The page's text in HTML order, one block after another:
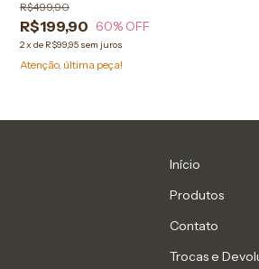
R$199,90
R$499,90
60% OFF
2x de R$99,95 sem juros
Atenção, última peça!
Início
Produtos
Contato
Trocas e